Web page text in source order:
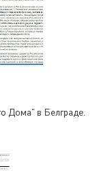
Дома" в Белграде.